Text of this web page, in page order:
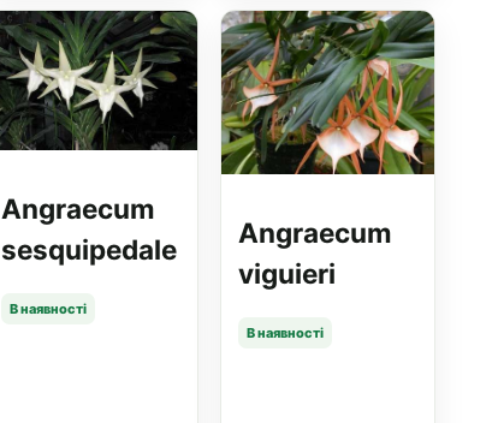
Angraecum
sesquipedale
В наявності
Angraecum
viguieri
В наявності